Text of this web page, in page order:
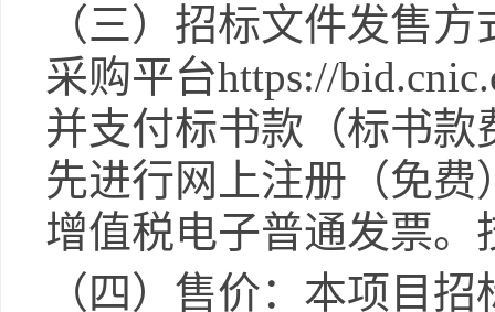
（三）招标文件发售
采购平台https://
并支付标书款（标书款
先进行网上注册（免
增值税电子普通发票。
（四）售价：本项目